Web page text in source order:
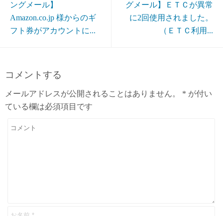
ングメール】
Amazon.co.jp 様からのギ
フト券がアカウントに...
グメール】ＥＴＣが異常
に2回使用されました。
（ＥＴＣ利用...
コメントする
メールアドレスが公開されることはありません。 * が付い
ている欄は必須項目です